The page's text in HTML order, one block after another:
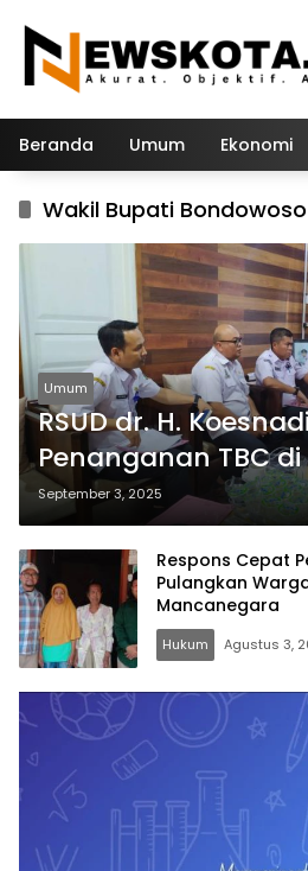
konten
Beranda Umum Ekonomi
Wakil Bupati Bondowoso
Umum
RSUD dr. H.
Penanganan TBC
Fokus pada
Sosialisasi
September 3, 2025
Respons Cepat
Pulangkan
Mancanegara
Hukum Agustus 3,